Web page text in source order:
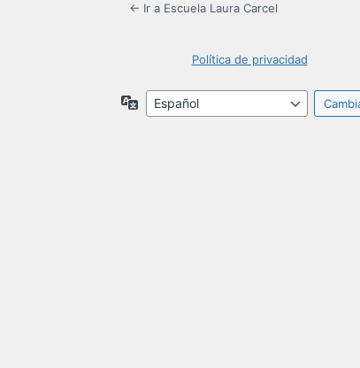
← Ir a Escuela Laura Carcel
Política de privacidad
Idioma